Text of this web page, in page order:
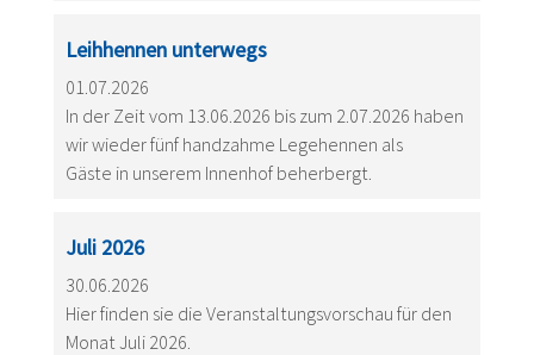
Leihhennen unterwegs
01.07.2026
In der Zeit vom 13.06.2026 bis zum 2.07.2026 haben
wir wieder fünf handzahme Legehennen als
Gäste in unserem Innenhof beherbergt.
Juli 2026
30.06.2026
Hier finden sie die Veranstaltungsvorschau für den
Monat Juli 2026.